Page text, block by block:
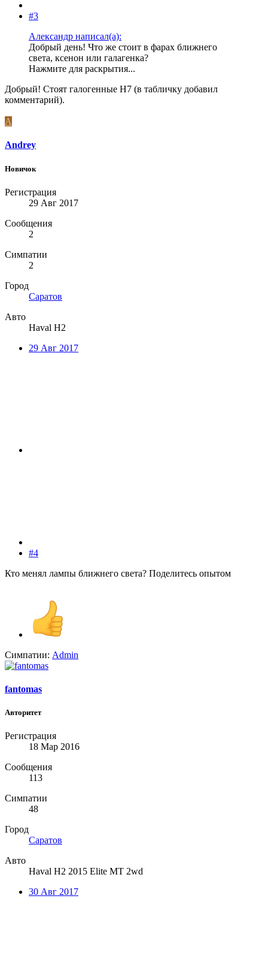
#3
Александр написал(а):
Добрый день! Что же стоит в фарах ближнего
света, ксенон или галагенка?
Нажмите для раскрытия...
Добрый! Стоят галогенные H7 (в табличку добавил
комментарий).
A
Andrey
Новичок
Регистрация
29 Авг 2017
Сообщения
2
Симпатии
2
Город
Саратов
Авто
Haval H2
29 Авг 2017
#4
Кто менял лампы ближнего света? Поделитесь опытом
Симпатии: Admin
fantomas
Авторитет
Регистрация
18 Мар 2016
Сообщения
113
Симпатии
48
Город
Саратов
Авто
Haval H2 2015 Elite MT 2wd
30 Авг 2017